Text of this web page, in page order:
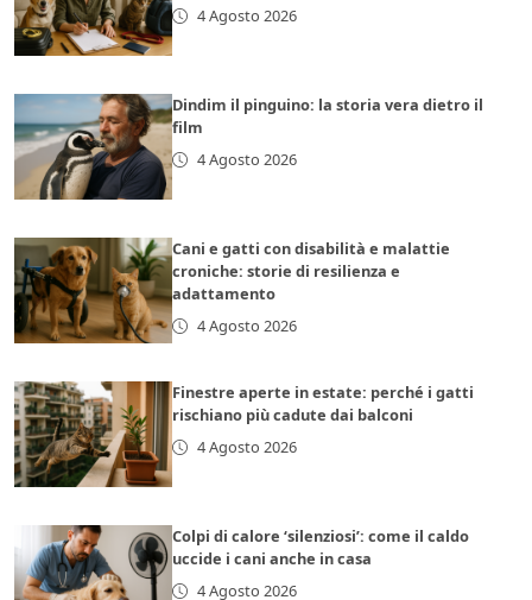
4 Agosto 2026
Dindim il pinguino: la storia vera dietro il
film
4 Agosto 2026
Cani e gatti con disabilità e malattie
croniche: storie di resilienza e
adattamento
4 Agosto 2026
Finestre aperte in estate: perché i gatti
rischiano più cadute dai balconi
4 Agosto 2026
Colpi di calore ‘silenziosi’: come il caldo
uccide i cani anche in casa
4 Agosto 2026